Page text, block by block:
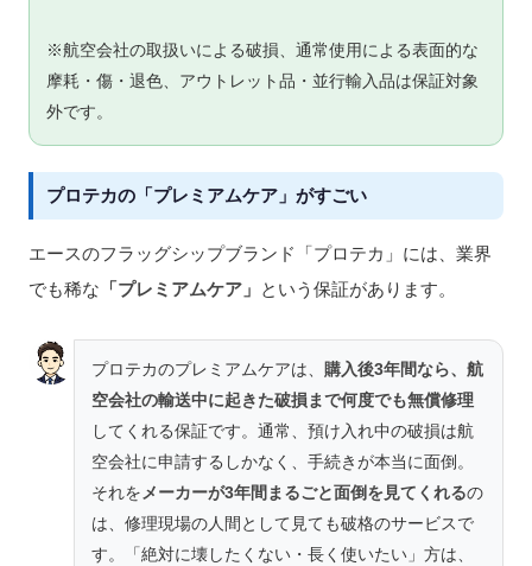
※航空会社の取扱いによる破損、通常使用による表面的な
摩耗・傷・退色、アウトレット品・並行輸入品は保証対象
外です。
プロテカの「プレミアムケア」がすごい
エースのフラッグシップブランド「プロテカ」には、業界
でも稀な 「プレミアムケア」 という保証があります。
プロテカのプレミアムケアは、 購入後3年間なら、航
空会社の輸送中に起きた破損まで何度でも無償修理
してくれる保証です。通常、預け入れ中の破損は航
空会社に申請するしかなく、手続きが本当に面倒。
それをメーカーが3年間まるごと面倒を見てくれるの
は、修理現場の人間として見ても破格のサービスで
す。「絶対に壊したくない・長く使いたい」方は、